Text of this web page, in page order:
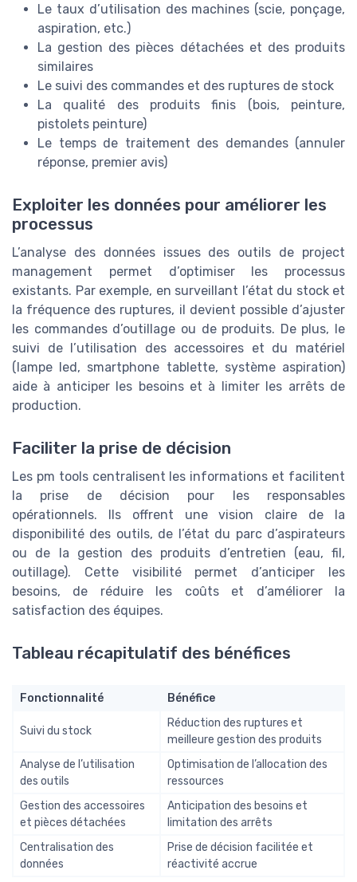
Le taux d’utilisation des machines (scie, ponçage,
aspiration, etc.)
La gestion des pièces détachées et des produits
similaires
Le suivi des commandes et des ruptures de stock
La qualité des produits finis (bois, peinture,
pistolets peinture)
Le temps de traitement des demandes (annuler
réponse, premier avis)
Exploiter les données pour améliorer les
processus
L’analyse des données issues des outils de project
management permet d’optimiser les processus
existants. Par exemple, en surveillant l’état du stock et
la fréquence des ruptures, il devient possible d’ajuster
les commandes d’outillage ou de produits. De plus, le
suivi de l’utilisation des accessoires et du matériel
(lampe led, smartphone tablette, système aspiration)
aide à anticiper les besoins et à limiter les arrêts de
production.
Faciliter la prise de décision
Les pm tools centralisent les informations et facilitent
la prise de décision pour les responsables
opérationnels. Ils offrent une vision claire de la
disponibilité des outils, de l’état du parc d’aspirateurs
ou de la gestion des produits d’entretien (eau, fil,
outillage). Cette visibilité permet d’anticiper les
besoins, de réduire les coûts et d’améliorer la
satisfaction des équipes.
Tableau récapitulatif des bénéfices
Fonctionnalité Bénéfice
Suivi du stock
Réduction des ruptures et
meilleure gestion des produits
Analyse de l’utilisation
des outils
Optimisation de l’allocation des
ressources
Gestion des accessoires
et pièces détachées
Anticipation des besoins et
limitation des arrêts
Centralisation des
données
Prise de décision facilitée et
réactivité accrue